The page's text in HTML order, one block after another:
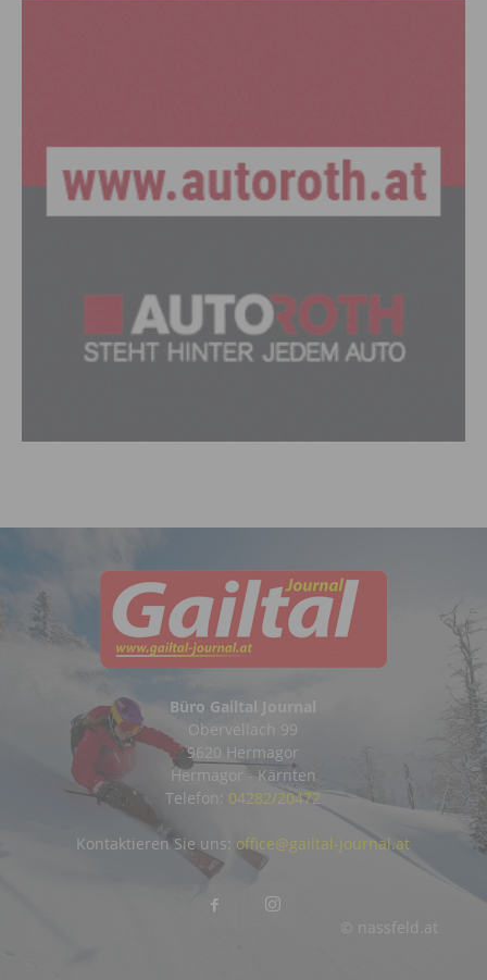
Büro Gailtal Journal
Obervellach 99
9620 Hermagor
Hermagor - Kärnten
Telefon: 04282/20472
© nassfeld.at
Kontaktieren Sie uns: office@gailtal-journal.at